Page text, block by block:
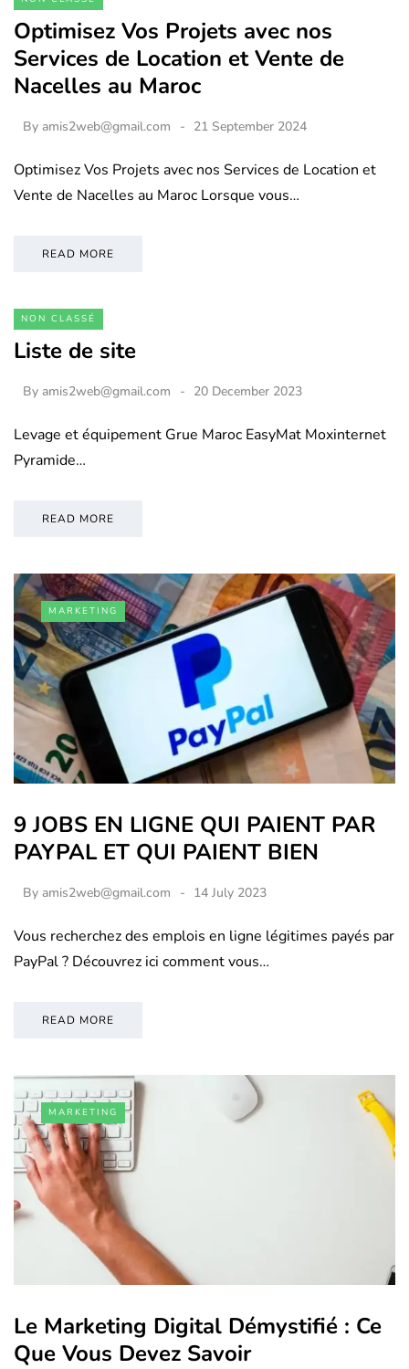
Optimisez Vos Projets avec nos
Services de Location et Vente de
Nacelles au Maroc
By amis2web@gmail.com 21 September 2024
Optimisez Vos Projets avec nos Services de Location et
Vente de Nacelles au Maroc Lorsque vous…
READ MORE
NON CLASSÉ
Liste de site
By amis2web@gmail.com 20 December 2023
Levage et équipement Grue Maroc EasyMat Moxinternet
Pyramide…
READ MORE
MARKETING
9 JOBS EN LIGNE QUI PAIENT PAR
PAYPAL ET QUI PAIENT BIEN
By amis2web@gmail.com 14 July 2023
Vous recherchez des emplois en ligne légitimes payés par
PayPal ? Découvrez ici comment vous…
READ MORE
MARKETING
Le Marketing Digital Démystifié : Ce
Que Vous Devez Savoir